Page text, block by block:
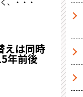
、・・・
えは同時
年前後